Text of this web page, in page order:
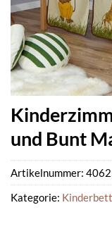
und Bunt
Artikelnummer:
Kategorie: